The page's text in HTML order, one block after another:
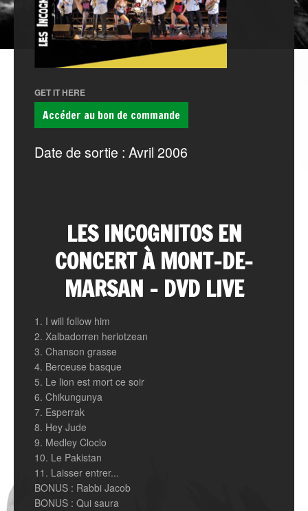
GET IT HERE
Accéder au bon de commande
Date de sortie : Avril 2006
LES INCOGNITOS EN
CONCERT À MONT-DE-
MARSAN – DVD LIVE
1. I will follow him
2. Xalbadorren heriotzean
3. Chanson grasse
4. Berceuse basque
5. Le lion est mort ce soir
6. Chikungunya
7. Esperrak
8. Hey Jude
9. Medley Cloclo
10. Le Pakistan
11. Laisser entrer...
BONUS : Rabbi Jacob
BONUS : Qui saura